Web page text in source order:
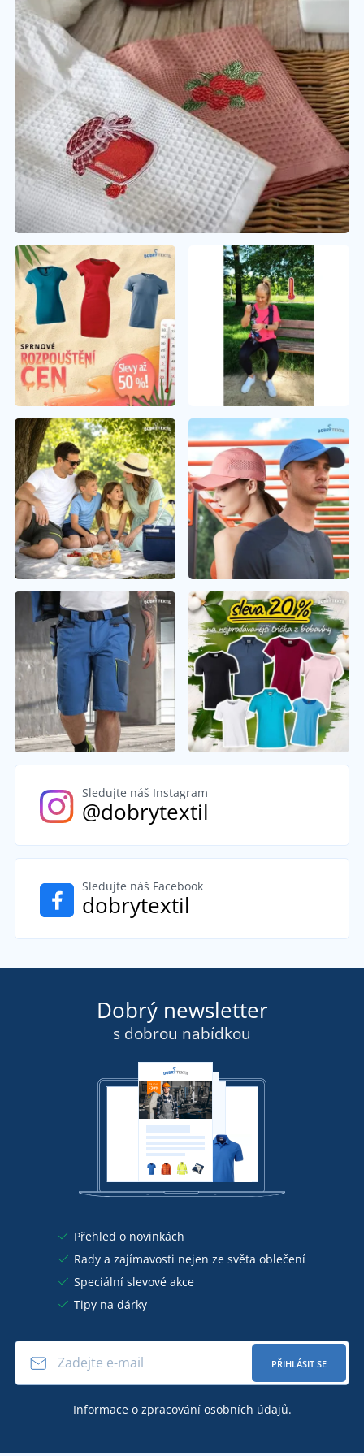
Sledujte náš Instagram
@dobrytextil
Sledujte náš Facebook
dobrytextil
Dobrý newsletter
s dobrou nabídkou
Přehled o novinkách
Rady a zajímavosti nejen ze světa oblečení
Speciální slevové akce
Tipy na dárky
PŘIHLÁSIT SE
Informace o zpracování osobních údajů.